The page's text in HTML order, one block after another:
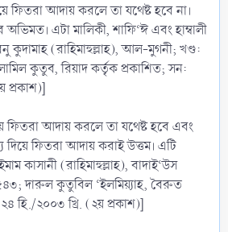
ফিতরা আদায় করলে তা যথেষ্ট হবে না।
অভিমত। এটা মালিকী, শাফি‘ঈ এবং হাম্বালী
কুদামাহ (রাহিমাহুল্লাহ), আল-মুগনী; খণ্ড:
কুতুব, রিয়াদ কর্তৃক প্রকাশিত; সন:
প্রকাশ)]
ফিতরা আদায় করলে তা যথেষ্ট হবে এবং
দিয়ে ফিতরা আদায় করাই উত্তম। এটি
কাসানী (রাহিমাহুল্লাহ), বাদাই‘উস
৫৪৩; দারুল কুতুবিল ‘ইলমিয়্যাহ, বৈরুত
হি./২০০৩ খ্রি. (২য় প্রকাশ)]